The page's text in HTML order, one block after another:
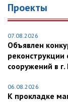
Проекты
07.08.2026
Объявлен
реконструкции
сооружений в
06.08.2026
К прокладке